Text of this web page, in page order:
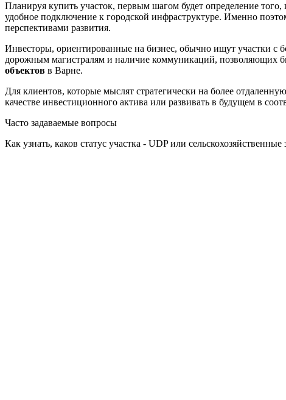
Планируя купить участок, первым шагом будет определение
удобное подключение к городской инфраструктуре. Именно
перспективами развития.
Инвесторы, ориентированные на бизнес, обычно ищут участки с
дорожным магистралям и наличие коммуникаций, позволяющих
объектов в Варне.
Для клиентов, которые мыслят стратегически на более
качестве инвестиционного актива или развивать в будущем в
Часто задаваемые вопросы
Как узнать, каков статус участка - UDP или сельскохозяйственные